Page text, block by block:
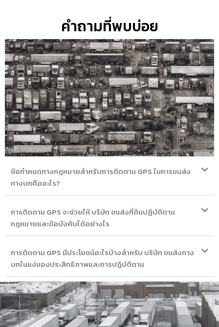
คำถามที่พบบ่อย
ข้อกำหนดทางกฎหมายสำหรับการติดตาม GPS ในการขนส่ง
ทางบกคืออะไร?
การติดตาม GPS จะช่วยให้ บริษัท ขนส่งที่ดินปฏิบัติตาม
กฎหมายและข้อบังคับได้อย่างไร
การติดตาม GPS มีประโยชน์อะไรบ้างสำหรับ บริษัท ขนส่งทาง
บกในแง่ของประสิทธิภาพและการปฏิบัติตาม